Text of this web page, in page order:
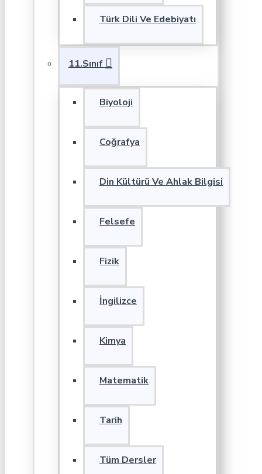
Türk Dili Ve Edebiyatı
11.Sınıf
Biyoloji
Coğrafya
Din Kültürü Ve Ahlak Bilgisi
Felsefe
Fizik
İngilizce
Kimya
Matematik
Tarih
Tüm Dersler